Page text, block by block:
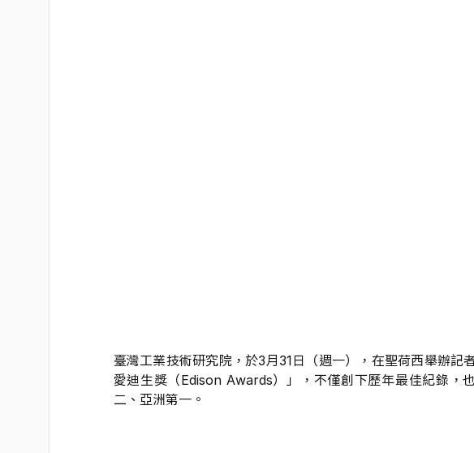
臺灣工業技術研究院，於3月31日（週一），在聖荷西舉辦
愛迪生獎（Edison Awards）」，不僅創下歷年最佳紀錄，
二、亞洲第一。